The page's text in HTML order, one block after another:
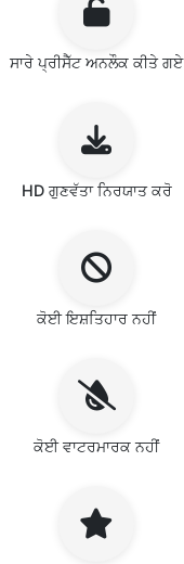
ਸਾਰੇ ਪ੍ਰੀਸੈੱਟ ਅਨਲੌਕ ਕੀਤੇ ਗਏ
HD ਗੁਣਵੱਤਾ ਨਿਰਯਾਤ ਕਰੋ
ਕੋਈ ਇਸ਼ਤਿਹਾਰ ਨਹੀਂ
ਕੋਈ ਵਾਟਰਮਾਰਕ ਨਹੀਂ